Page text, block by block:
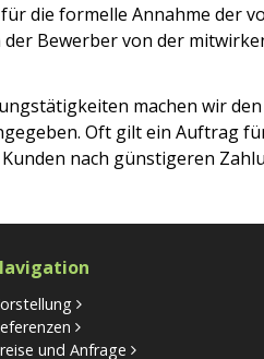
die formelle Annahme der
Bewerber von der
machen wir
Oft gilt ein Auftrag
nach günstigeren
und Anfrage